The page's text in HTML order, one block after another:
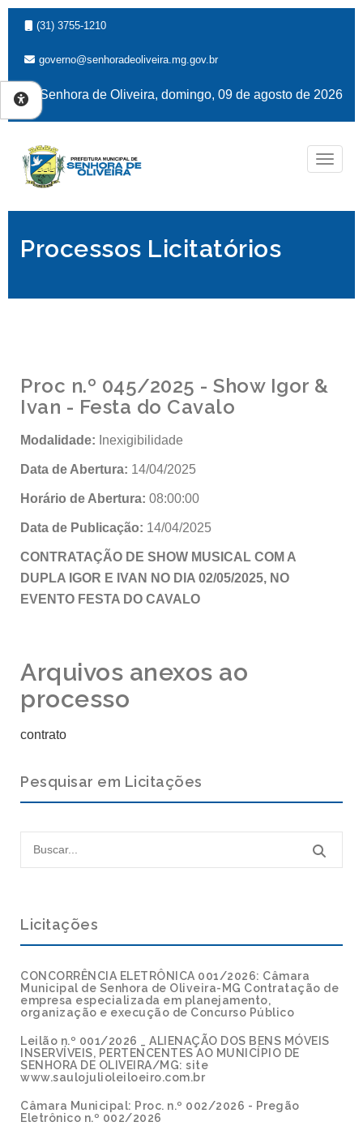
(31) 3755-1210
governo@senhoradeoliveira.mg.gov.br
Senhora de Oliveira, domingo, 09 de agosto de 2026
Processos Licitatórios
Proc n.º 045/2025 - Show Igor &
Ivan - Festa do Cavalo
Modalidade: Inexigibilidade
Data de Abertura: 14/04/2025
Horário de Abertura: 08:00:00
Data de Publicação: 14/04/2025
CONTRATAÇÃO DE SHOW MUSICAL COM A
DUPLA IGOR E IVAN NO DIA 02/05/2025, NO
EVENTO FESTA DO CAVALO
Arquivos anexos ao
processo
contrato
Pesquisar em Licitações
Licitações
CONCORRÊNCIA ELETRÔNICA 001/2026: Câmara
Municipal de Senhora de Oliveira-MG Contratação de
empresa especializada em planejamento,
organização e execução de Concurso Público
Leilão n.º 001/2026 _ ALIENAÇÃO DOS BENS MÓVEIS
INSERVÍVEIS, PERTENCENTES AO MUNICÍPIO DE
SENHORA DE OLIVEIRA/MG: site
www.saulojulioleiloeiro.com.br
Câmara Municipal: Proc. n.º 002/2026 - Pregão
Eletrônico n.º 002/2026